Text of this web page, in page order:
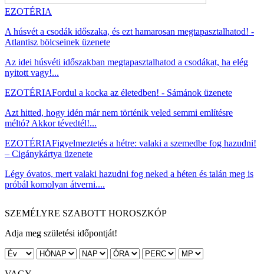
EZOTÉRIA
A húsvét a csodák időszaka, és ezt hamarosan megtapasztalhatod! -
Atlantisz bölcseinek üzenete
Az idei húsvéti időszakban megtapasztalhatod a csodákat, ha elég
nyitott vagy!...
EZOTÉRIAFordul a kocka az életedben! - Sámánok üzenete
Azt hitted, hogy idén már nem történik veled semmi említésre
méltó? Akkor tévedtél!...
EZOTÉRIAFigyelmeztetés a hétre: valaki a szemedbe fog hazudni!
– Cigánykártya üzenete
Légy óvatos, mert valaki hazudni fog neked a héten és talán meg is
próbál komolyan átverni....
SZEMÉLYRE SZABOTT HOROSZKÓP
Adja meg születési időpontját!